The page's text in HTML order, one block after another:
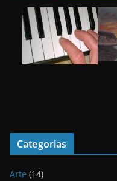
Categorias
Arte (14)